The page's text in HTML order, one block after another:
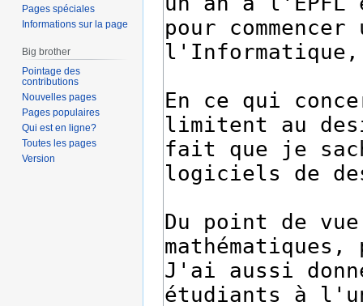
Pages spéciales
Informations sur la page
Big brother
Pointage des
contributions
Nouvelles pages
Pages populaires
Qui est en ligne?
Toutes les pages
Version